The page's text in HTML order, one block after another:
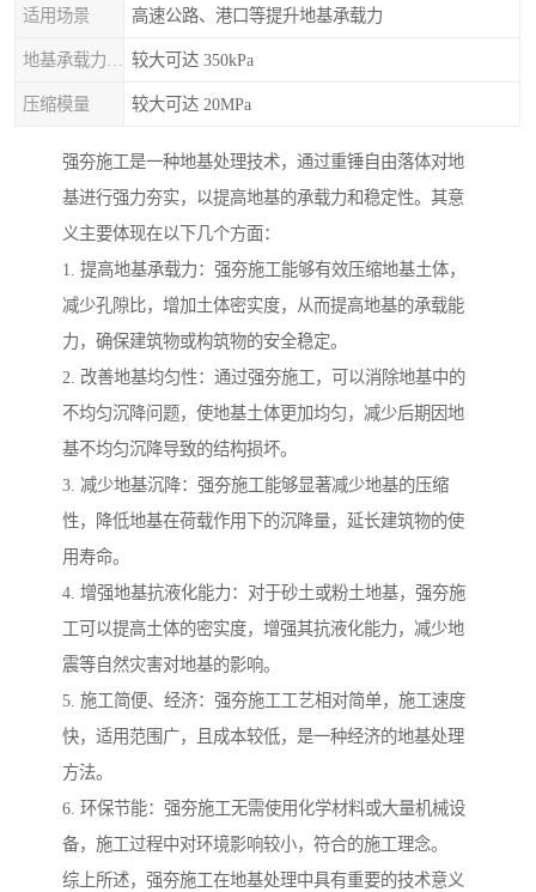
适用场景 高速公路、港口等提升地基承载力
较大可达 350kPa
压缩模量 较大可达 20MPa
强夯施工是一种地基处理技术，通过重锤自由落体对地
基进行强力夯实，以提高地基的承载力和稳定性。其意
义主要体现在以下几个方面：
1. 提高地基承载力：强夯施工能够有效压缩地基土体，
减少孔隙比，增加土体密实度，从而提高地基的承载能
力，确保建筑物或构筑物的安全稳定。
2. 改善地基均匀性：通过强夯施工，可以消除地基中的
不均匀沉降问题，使地基土体更加均匀，减少后期因地
基不均匀沉降导致的结构损坏。
3. 减少地基沉降：强夯施工能够显著减少地基的压缩
性，降低地基在荷载作用下的沉降量，延长建筑物的使
用寿命。
4. 增强地基抗液化能力：对于砂土或粉土地基，强夯施
工可以提高土体的密实度，增强其抗液化能力，减少地
震等自然灾害对地基的影响。
5. 施工简便、经济：强夯施工工艺相对简单，施工速度
快，适用范围广，且成本较低，是一种经济的地基处理
方法。
6. 环保节能：强夯施工无需使用化学材料或大量机械设
备，施工过程中对环境影响较小，符合的施工理念。
综上所述，强夯施工在地基处理中具有重要的技术意义